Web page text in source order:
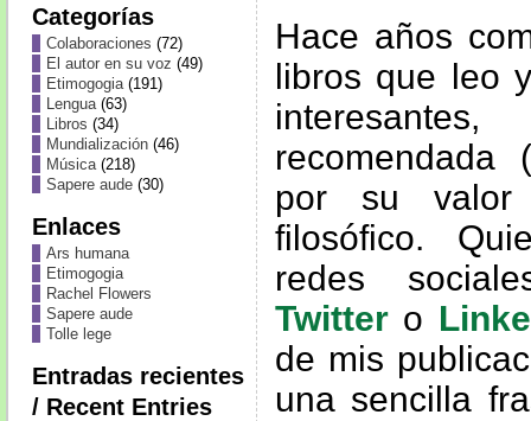
Categorías
Colaboraciones (72)
El autor en su voz (49)
Etimogogia(191)
Lengua(63)
Libros (34)
Mundialización(46)
Música(218)
Sapere aude(30)
Enlaces
Ars humana
Etimogogia
Rachel Flowers
Sapere aude
Tolle lege
Entradas recientes
/ Recent Entries
Hace años
libros que leo
recomendada
por su valor
filosófico.
redes
Twittero
de mis
una sencilla